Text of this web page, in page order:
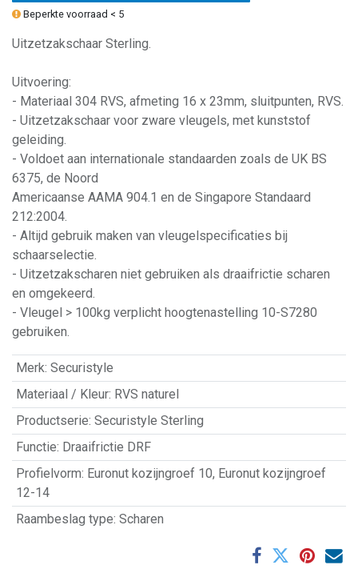
Beperkte voorraad < 5
Uitzetzakschaar Sterling.
Uitvoering:
- Materiaal 304 RVS, afmeting 16 x 23mm, sluitpunten, RVS.
- Uitzetzakschaar voor zware vleugels, met kunststof
geleiding.
- Voldoet aan internationale standaarden zoals de UK BS
6375, de Noord
Americaanse AAMA 904.1 en de Singapore Standaard
212:2004.
- Altijd gebruik maken van vleugelspecificaties bij
schaarselectie.
- Uitzetzakscharen niet gebruiken als draaifrictie scharen
en omgekeerd.
- Vleugel > 100kg verplicht hoogtenastelling 10-S7280
gebruiken.
Merk: Securistyle
Materiaal / Kleur: RVS naturel
Productserie: Securistyle Sterling
Functie: Draaifrictie DRF
Profielvorm: Euronut kozijngroef 10, Euronut kozijngroef
12-14
Raambeslag type: Scharen